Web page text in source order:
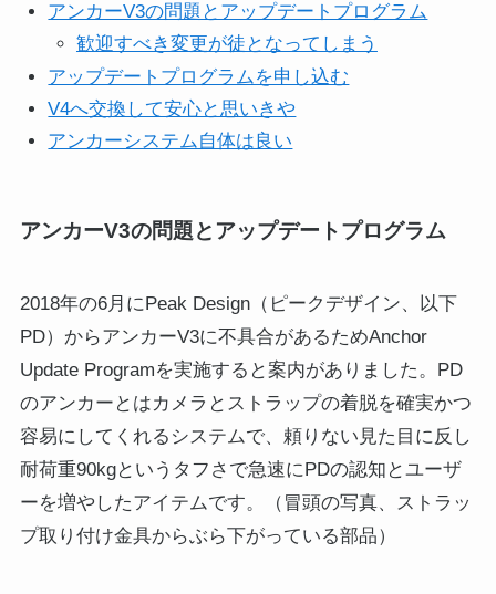
アンカーV3の問題とアップデートプログラム
歓迎すべき変更が徒となってしまう
アップデートプログラムを申し込む
V4へ交換して安心と思いきや
アンカーシステム自体は良い
アンカーV3の問題とアップデートプログラム
2018年の6月にPeak Design（ピークデザイン、以下
PD）からアンカーV3に不具合があるためAnchor
Update Programを実施すると案内がありました。PD
のアンカーとはカメラとストラップの着脱を確実かつ
容易にしてくれるシステムで、頼りない見た目に反し
耐荷重90kgというタフさで急速にPDの認知とユーザ
ーを増やしたアイテムです。（冒頭の写真、ストラッ
プ取り付け金具からぶら下がっている部品）